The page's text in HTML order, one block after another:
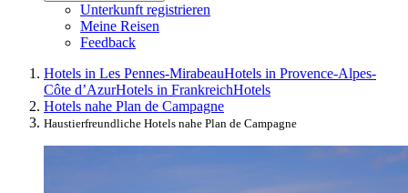
Unterkunft registrieren
Meine Reisen
Feedback
Hotels in Les Pennes-MirabeauHotels in Provence-Alpes-
Côte d’AzurHotels in FrankreichHotels
Hotels nahe Plan de Campagne
Haustierfreundliche Hotels nahe Plan de Campagne